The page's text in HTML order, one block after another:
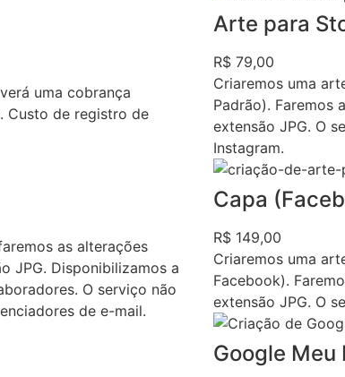
uma cobrança
Custo de registro de
as alterações
JPG. Disponibilizamos a
O serviço não
de e-mail.
Arte para
R$ 79,00
Criaremos uma
Padrão). Faremos
extensão JPG. O
Instagram.
Capa
R$ 149,00
Criaremos uma
Facebook).
extensão JPG. O
Google Meu